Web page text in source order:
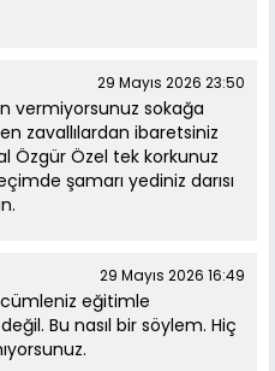
29 Mayıs 2026 23:50
vermiyorsunuz sokağa
zavallılardan ibaretsiniz
Özgür Özel tek korkunuz
şamarı yediniz darısı
29 Mayıs 2026 16:49
eğitimle
Bu nasıl bir söylem. Hiç